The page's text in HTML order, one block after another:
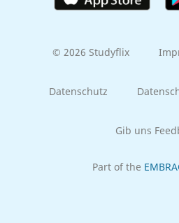
© 2026 Studyflix
Datenschutz
Gib uns
Part of the